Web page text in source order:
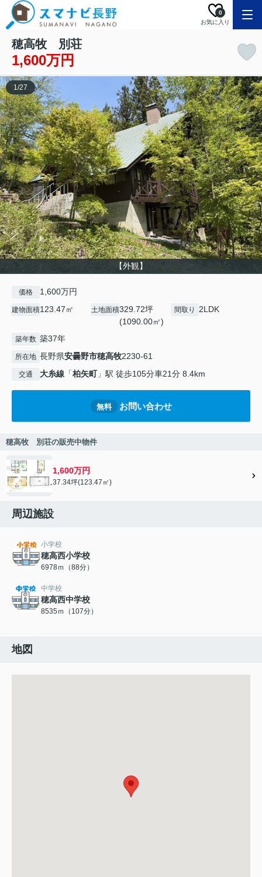
お気に入り
0
穂高牧 別荘
1,600万円
【外観】
1/27
価格 1,600万円
建物面積123.47㎡ 土地面積329.72坪
(1090.00㎡)
間取り 2LDK
築年数 築37年
所在地 長野県安曇野市穂高牧2230-61
交通 大糸線 「柏矢町」駅 徒歩105分車21分 8.4km
無料 お問い合わせ
穂高牧 別荘の販売中物件
1,600万円
37.34坪(123.47㎡)
周辺施設
小学校
穂高西小学校
6978ｍ（88分）
中学校
穂高西中学校
8535ｍ（107分）
地図